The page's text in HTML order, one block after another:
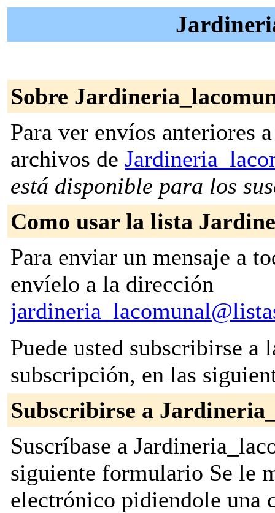
Sobre
Para ver envíos anteriores
archivos de
está disponible para los
Como usar la lista
Para enviar un mensaje a
envíelo a la dirección
Puede usted subscribirse a
subscripción, en las
Subscribirse a
Suscríbase a
siguiente formulario Se le
electrónico pidiendole una